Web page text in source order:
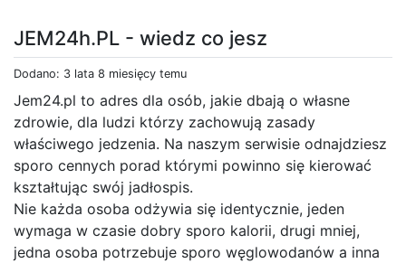
JEM24h.PL - wiedz co jesz
Dodano: 3 lata 8 miesięcy temu
Jem24.pl to adres dla osób, jakie dbają o własne
zdrowie, dla ludzi którzy zachowują zasady
właściwego jedzenia. Na naszym serwisie odnajdziesz
sporo cennych porad którymi powinno się kierować
kształtując swój jadłospis.
Nie każda osoba odżywia się identycznie, jeden
wymaga w czasie dobry sporo kalorii, drugi mniej,
jedna osoba potrzebuje sporo węglowodanów a inna